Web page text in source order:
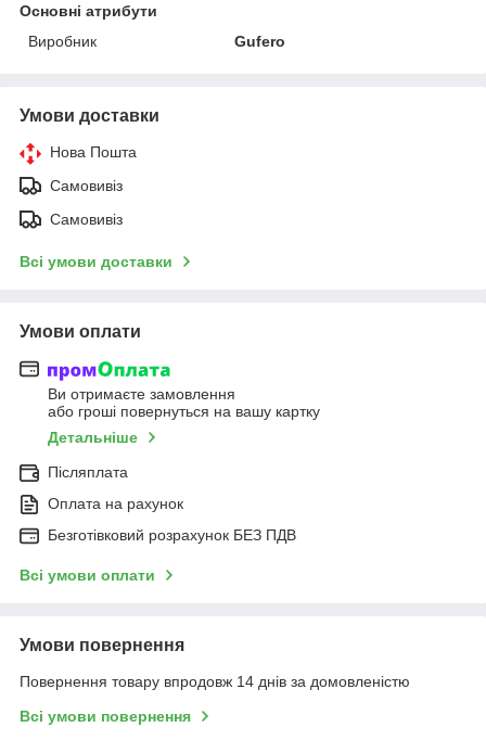
Основні атрибути
Виробник
Gufero
Умови доставки
Нова Пошта
Самовивіз
Самовивіз
Всі умови доставки
Умови оплати
Ви отримаєте замовлення
або гроші повернуться на вашу картку
Детальніше
Післяплата
Оплата на рахунок
Безготівковий розрахунок БЕЗ ПДВ
Всі умови оплати
Умови повернення
Повернення товару впродовж 14 днів за домовленістю
Всі умови повернення